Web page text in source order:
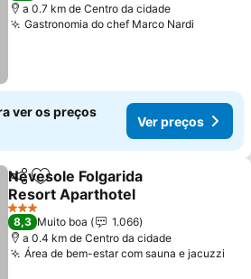
a 0.7 km de Centro da cidade
Gastronomia do chef Marco Nardi
ver os preços
Ver preços
PartilharAdicionar aos favoritos
Nevesole Folgarida
Resort Aparthotel
Ver preços
3 Estrelas
8,3 Muito boa
1.066
a 0.4 km de Centro da cidade
Área de bem-estar com sauna e jacuzzi